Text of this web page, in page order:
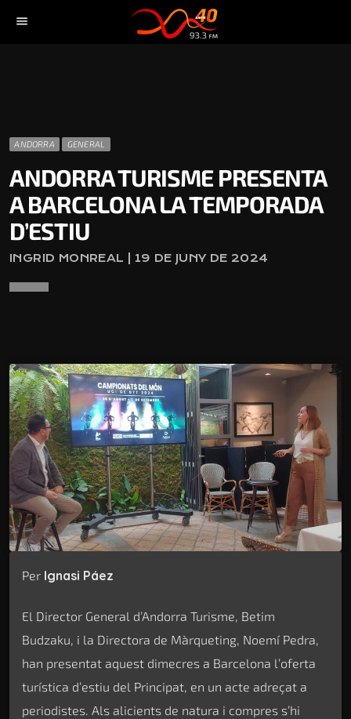
menu
ANDORRA GENERAL
ANDORRA TURISME PRESENTA
A BARCELONA LA TEMPORADA
D’ESTIU
INGRID MONREAL | 19 DE JUNY DE 2024
Per Ignasi Páez
El Director General d’Andorra Turisme, Betim
Budzaku, i la Directora de Màrqueting, Noemí Pedra,
han presentat aquest dimecres a Barcelona l’oferta
turística d’estiu del Principat, en un acte adreçat a
periodistes. Als alicients de natura i compres s’hi